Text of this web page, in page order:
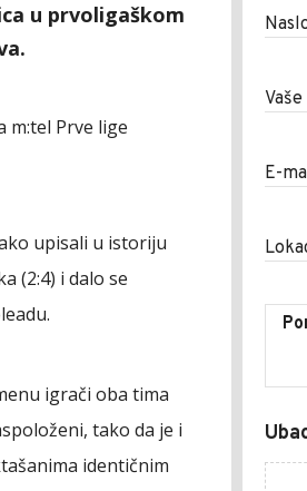
u prvoligaškom
m:tel Prve lige
upisali u istoriju
(2:4) i dalo se
igrači oba tima
tako da je i
identičnim
E-